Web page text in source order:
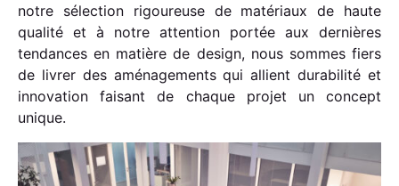
notre sélection rigoureuse de matériaux de haute
qualité et à notre attention portée aux dernières
tendances en matière de design, nous sommes fiers
de livrer des aménagements qui allient durabilité et
innovation faisant de chaque projet un concept
unique.